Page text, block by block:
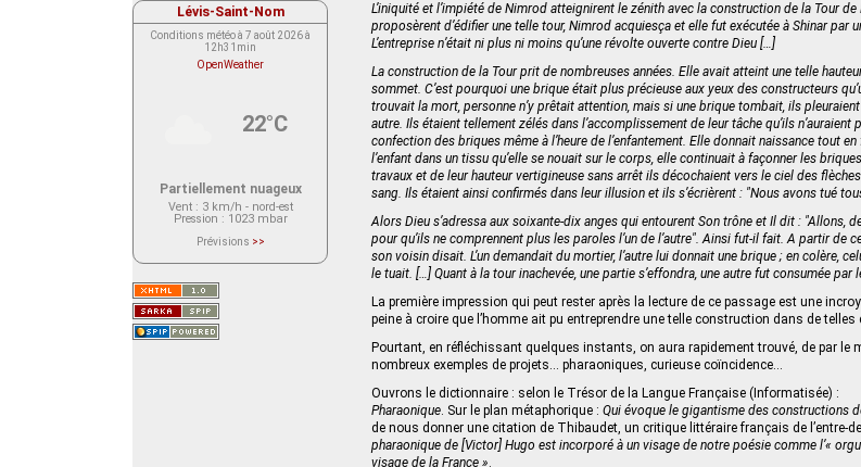
L’iniquité et l’impiété de Nimrod atteignirent le zénith avec la construction de la Tour
proposèrent d’édifier une telle tour, Nimrod acquiesça et elle fut exécutée à Shinar par
L’entreprise n’était ni plus ni moins qu’une révolte ouverte contre Dieu […]
La construction de la Tour prit de nombreuses années. Elle avait atteint une telle
sommet. C’est pourquoi une brique était plus précieuse aux yeux des constructeurs
trouvait la mort, personne n’y prêtait attention, mais si une brique tombait, ils
autre. Ils étaient tellement zélés dans l’accomplissement de leur tâche qu’ils n’auraient
confection des briques même à l’heure de l’enfantement. Elle donnait naissance tout
l’enfant dans un tissu qu’elle se nouait sur le corps, elle continuait à façonner les
travaux et de leur hauteur vertigineuse sans arrêt ils décochaient vers le ciel des
sang. Ils étaient ainsi confirmés dans leur illusion et ils s’écrièrent : "Nous avons tué
Alors Dieu s’adressa aux soixante-dix anges qui entourent Son trône et Il dit : "Allons,
pour qu’ils ne comprennent plus les paroles l’un de l’autre". Ainsi fut-il fait. A partir de
son voisin disait. L’un demandait du mortier, l’autre lui donnait une brique ; en colère,
le tuait. […] Quant à la tour inachevée, une partie s’effondra, une autre fut consumée
La première impression qui peut rester après la lecture de ce passage est une
peine à croire que l’homme ait pu entreprendre une telle construction dans de
Pourtant, en réfléchissant quelques instants, on aura rapidement trouvé, de par le
nombreux exemples de projets… pharaoniques, curieuse coïncidence…
Ouvrons le dictionnaire : selon le Trésor de la Langue Française (Informatisée) :
Pharaonique. Sur le plan métaphorique : Qui évoque le gigantisme des constructions
de nous donner une citation de Thibaudet, un critique littéraire français de l’entre-
pharaonique de [Victor] Hugo est incorporé à un visage de notre poésie comme l’«
visage de la France ».
Lévis-Saint-Nom
Conditions météo à 7 août 2026 à
12h31min
OpenWeather
22°C
Partiellement nuageux
Vent: 3 km/h - nord-est
Pression : 1023 mbar
Prévisions >>
actuellement aucune prévision
Saint-Nom.
Veuillez consulter le message du
service ci-dessous.
(401 - Invalid API key. Please see
https://openweathermap.org/faq#error401